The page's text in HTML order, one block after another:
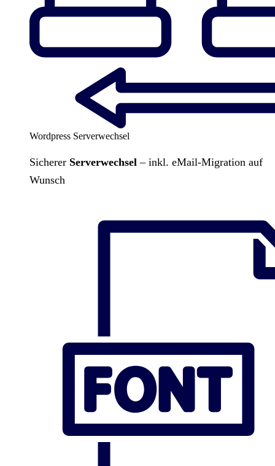
Wordpress Serverwechsel
Sicherer Serverwechsel – inkl. eMail-Migration auf
Wunsch